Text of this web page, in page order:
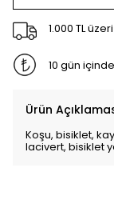
1.000 TL
10 gün
Ürün
Koşu, bisiklet,
lacivert, bisiklet